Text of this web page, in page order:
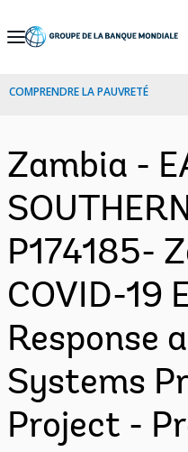
Skip
Navigation
COMPRENDRE LA PAUVRETÉ
Zambia -
P174185-
COVID-19
Response
Systems
Project -